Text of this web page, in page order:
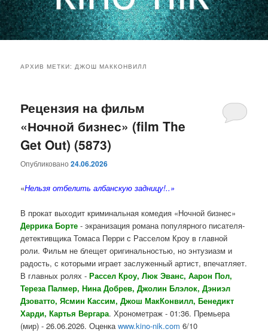
основному
содержимому
дополнительному
содержимому
АРХИВ МЕТКИ:ДЖОШ МАККОНВИЛЛ
Рецензия на фильм
«Ночной бизнес» (film The
Get Out) (5873)
Опубликовано24.06.2026
«Нельзя отбелить албанскую задницу!..»
В прокат выходит криминальная комедия «Ночной бизнес»
Деррика Борте - экранизация романа популярного писателя-
детективщика Томаса Перри с Расселом Кроу в главной
роли. Фильм не блещет оригинальностью, но энтузиазм и
радость, с которыми играет заслуженный артист, впечатляет.
В главных ролях -Рассел Кроу, Люк Эванс, Аарон Пол,
Тереза Палмер, Нина Добрев, Джолин Блэлок, Дэниэл
Дзоватто, Ясмин Кассим, Джош МакКонвилл, Бенедикт
Харди, Картья Вергара. Хронометраж - 01:36. Премьера
(мир) - 26.06.2026. Оценкаwww.kino-nik.com 6/10